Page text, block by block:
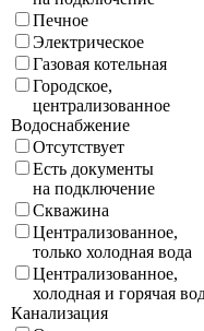
Печное
Электрическое
Газовая котельная
Городское,
централизованное
Водоснабжение
Отсутствует
Есть документы
на подключение
Скважина
Централизованное,
только холодная вода
Централизованное,
холодная и горячая
Канализация